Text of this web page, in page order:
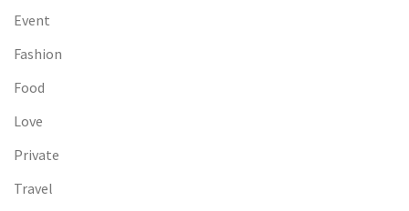
Event
Fashion
Food
Love
Private
Travel